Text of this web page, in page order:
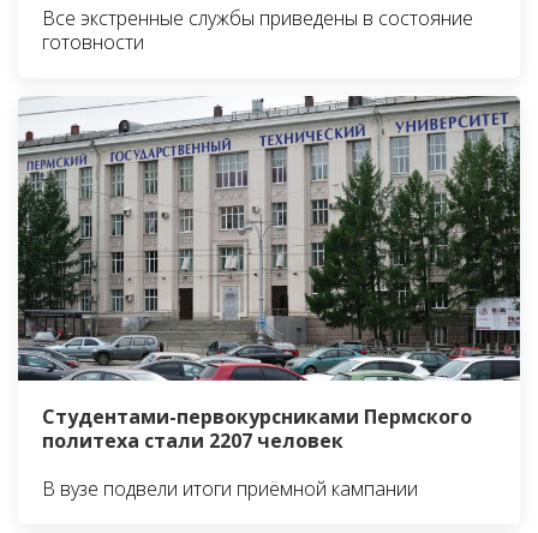
Все экстренные службы приведены в состояние
готовности
Студентами-первокурсниками Пермского
политеха стали 2207 человек
В вузе подвели итоги приёмной кампании